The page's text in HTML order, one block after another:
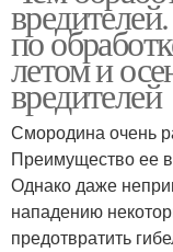
по
летом и
вредителей
Смородина очень
Преимущество ее в
Однако даже
нападению
предотвратить